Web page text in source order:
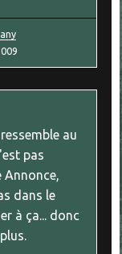
au
pas
Annonce,
dans le
à ça... donc